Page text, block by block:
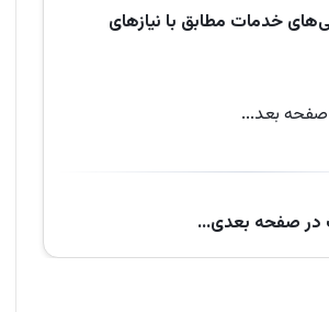
خدمات مطابق با نیازهای
صفحه بعد...
در صفحه‌ بعدی...